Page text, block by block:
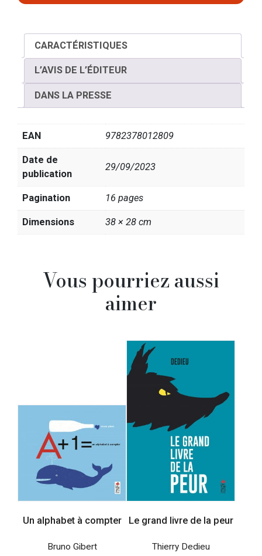
CARACTÉRISTIQUES
L’AVIS DE L’ÉDITEUR
DANS LA PRESSE
EAN 9782378012809
Date de
publication
29/09/2023
Pagination 16 pages
Dimensions 38 × 28 cm
Vous pourriez aussi
aimer
Un alphabet à compter
Bruno Gibert
Le grand livre de la peur
Thierry Dedieu